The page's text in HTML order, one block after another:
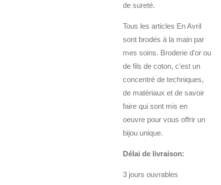
de sureté.
Tous les articles En Avril
sont brodés à la main par
mes soins. Broderie d'or ou
de fils de coton, c'est un
concentré de techniques,
de matériaux et de savoir
faire qui sont mis en
oeuvre pour vous offrir un
bijou unique.
Délai de livraison:
3 jours ouvrables